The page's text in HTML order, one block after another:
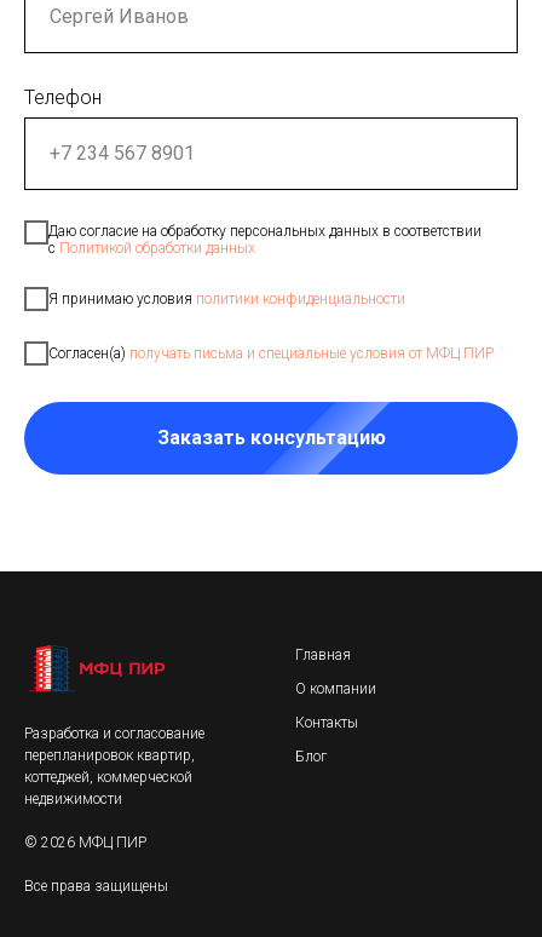
Телефон
Даю согласие на обработку персональных данных в соответствии
с Политикой обработки данных
Я принимаю условия политики конфиденциальности
Согласен(а) получать письма и специальные условия от МФЦ ПИР
Заказать консультацию
Разработка и согласование
перепланировок квартир,
коттеджей, коммерческой
недвижимости
© 2026 МФЦ ПИР
Все права защищены
Главная
О компании
Контакты
Блог